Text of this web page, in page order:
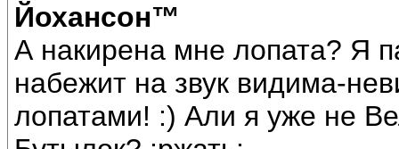
Йохансон™
А накирена мне лопата? Я
набежит на звук видима-
лопатами! :) Али я уже не